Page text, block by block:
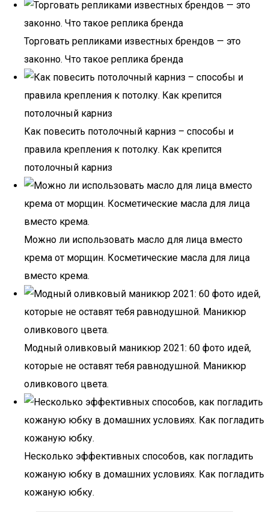
Торговать репликами известных брендов — это
законно. Что такое реплика бренда
Как повесить потолочный карниз – способы и
правила крепления к потолку. Как крепится
потолочный карниз
Можно ли использовать масло для лица вместо
крема от морщин. Косметические масла для лица
вместо крема.
Модный оливковый маникюр 2021: 60 фото идей,
которые не оставят тебя равнодушной. Маникюр
оливкового цвета.
Несколько эффективных способов, как погладить
кожаную юбку в домашних условиях. Как погладить
кожаную юбку.